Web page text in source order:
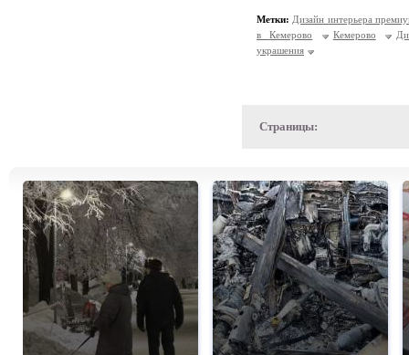
Метки: Дизайн интерьера
в Кемерово
Кемерово
украшения
Страницы: